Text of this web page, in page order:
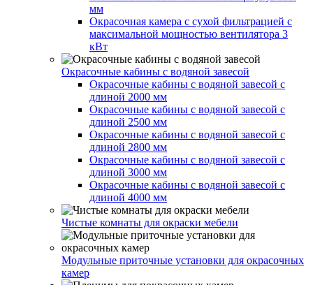
мм
Окрасочная камера с сухой фильтрацией с
максимальной мощностью вентилятора 3
кВт
Окрасочные кабины с водяной завесой
Окрасочные кабины с водяной завесой с
длиной 2000 мм
Окрасочные кабины с водяной завесой с
длиной 2500 мм
Окрасочные кабины с водяной завесой с
длиной 2800 мм
Окрасочные кабины с водяной завесой с
длиной 3000 мм
Окрасочные кабины с водяной завесой с
длиной 4000 мм
Чистые комнаты для окраски мебели
Модульные приточные установки для окрасочных
камер